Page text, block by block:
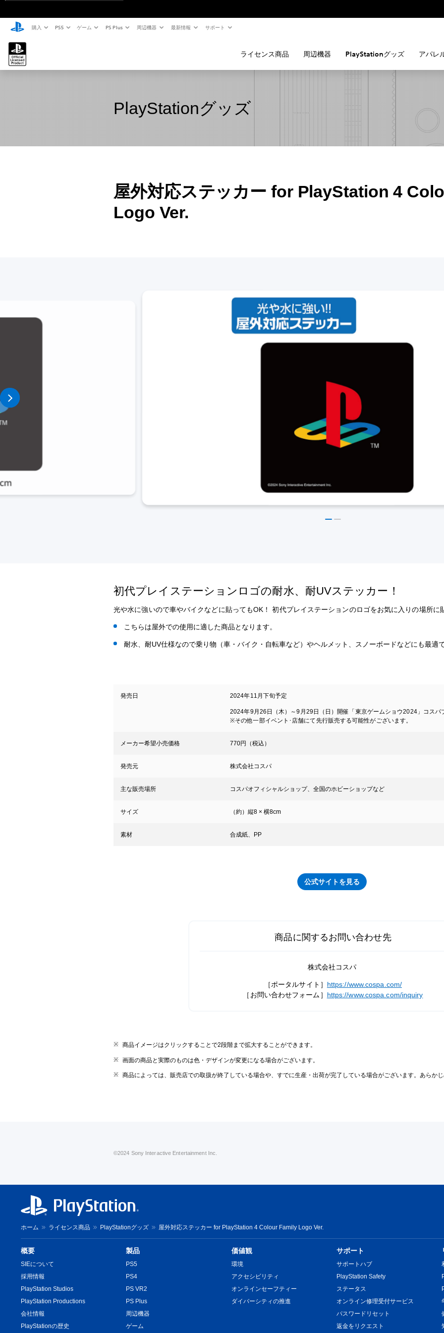
購入 PS5 ゲーム PS Plus 周辺機器 最新情報 サポート
ライセンス商品 周辺機器 PlayStationグッズ アパレ
PlayStationグッズ
屋外対応ステッカー for PlayStation 4
Logo Ver.
初代プレイステーションロゴの耐水、耐UVステッカー！
光や水に強いので車やバイクなどに貼ってもOK！ 初代プレイステーションのロゴをお気に入りの場所に
こちらは屋外での使用に適した商品となります。
耐水、耐UV仕様なので乗り物（車・バイク・自転車など）やヘルメット、スノーボードなどにも最適
発売日 2024年11月下旬予定
2024年9月26日（木）～9月29日（日）開催「東京ゲームショウ2024」コスパ
※その他一部イベント･店舗にて先行販売する可能性がございます。
メーカー希望小売価格 770円（税込）
発売元 株式会社コスパ
主な販売場所 コスパオフィシャルショップ、全国のホビーショップなど
サイズ （約）縦8 × 横8cm
素材 合成紙、PP
公式サイトを見る
商品に関するお問い合わせ先
株式会社コスパ
［ポータルサイト］ https://www.cospa.com/
［お問い合わせフォーム］ https://www.cospa.com/inquiry
商品イメージはクリックすることで2段階まで拡大することができます。
画面の商品と実際のものは色・デザインが変更になる場合がございます。
商品によっては、販売店での取扱が終了している場合や、すでに生産・出荷が完了している場合がございます。あらかじ
©2024 Sony Interactive Entertainment Inc.
ホーム ライセンス商品 PlayStationグッズ 屋外対応ステッカー for PlayStation 4 Colour Family Logo Ver.
概要
SIEについて
採用情報
PlayStation Studios
PlayStation Productions
会社情報
PlayStationの歴史
製品
PS5
PS4
PS VR2
PS Plus
周辺機器
ゲーム
価値観
環境
アクセシビリティ
オンラインセーフティー
ダイバーシティの推進
サポート
サポートハブ
PlayStation Safety
ステータス
オンライン修理受付サービス
パスワードリセット
返金をリクエスト